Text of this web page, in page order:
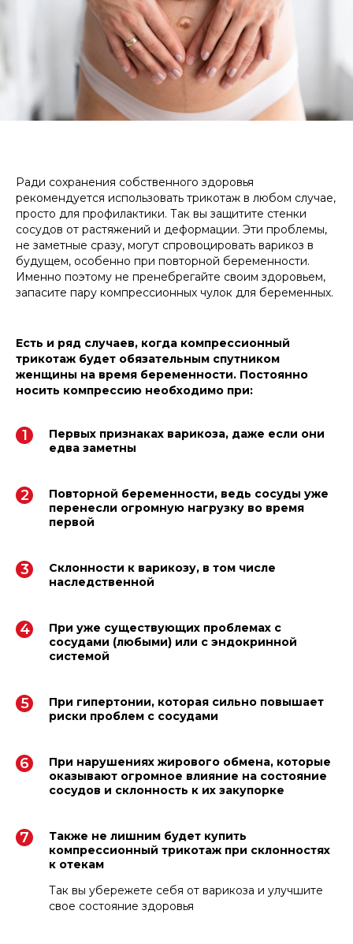
Ради сохранения собственного здоровья
рекомендуется использовать трикотаж в любом случае,
просто для профилактики. Так вы защитите стенки
сосудов от растяжений и деформации. Эти проблемы,
не заметные сразу, могут спровоцировать варикоз в
будущем, особенно при повторной беременности.
Именно поэтому не пренебрегайте своим здоровьем,
запасите пару компрессионных чулок для беременных.
Есть и ряд случаев, когда компрессионный
трикотаж будет обязательным спутником
женщины на время беременности. Постоянно
носить компрессию необходимо при:
Первых признаках варикоза, даже если они
едва заметны
Повторной беременности, ведь сосуды уже
перенесли огромную нагрузку во время
первой
Склонности к варикозу, в том числе
наследственной
При уже существующих проблемах с
сосудами (любыми) или с эндокринной
системой
При гипертонии, которая сильно повышает
риски проблем с сосудами
При нарушениях жирового обмена, которые
оказывают огромное влияние на состояние
сосудов и склонность к их закупорке
Также не лишним будет купить
компрессионный трикотаж при склонностях
к отекам
Так вы убережете себя от варикоза и улучшите
свое состояние здоровья